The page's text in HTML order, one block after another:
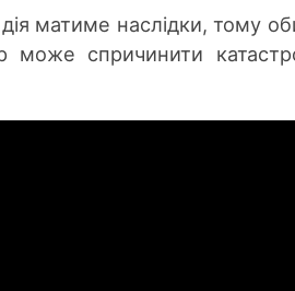
матиме наслідки, тому
спричинити